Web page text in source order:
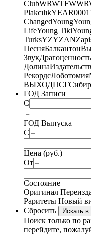
ClubWRWTFWWR
PlakcılıkYEAR0001
ChangedYoung
LifeYoung Tiki
TurksYZYZAN
ПесняБалкантон
ЗвукДрагоценность
Долина
РекордсЛоботомия
ВЫХОДПСГ
ГОД Записи
С
ГОД Выпуска
С
Цена (руб.)
От
Состояние
Оригинал
Раритеты Новый
Сбросить
Искать в
Поиск только по
перейдите,